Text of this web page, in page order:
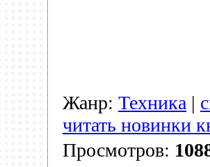
Жанр: Техника |
читать новинки
Просмотров: